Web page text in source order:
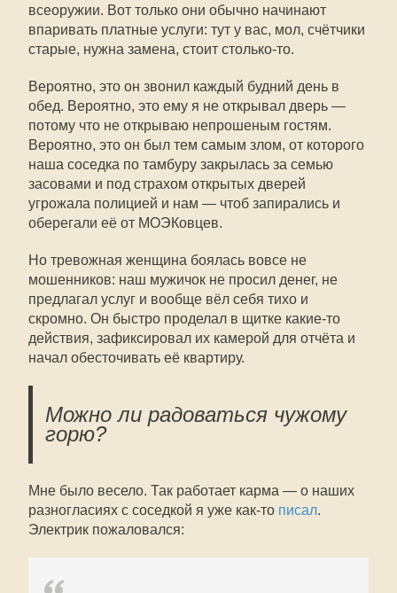
всеоружии. Вот только они обычно начинают
впаривать платные услуги: тут у вас, мол, счётчики
старые, нужна замена, стоит столько-то.
Вероятно, это он звонил каждый будний день в
обед. Вероятно, это ему я не открывал дверь —
потому что не открываю непрошеным гостям.
Вероятно, это он был тем самым злом, от которого
наша соседка по тамбуру закрылась за семью
засовами и под страхом открытых дверей
угрожала полицией и нам — чтоб запирались и
оберегали её от МОЭКовцев.
Но тревожная женщина боялась вовсе не
мошенников: наш мужичок не просил денег, не
предлагал услуг и вообще вёл себя тихо и
скромно. Он быстро проделал в щитке какие-то
действия, зафиксировал их камерой для отчёта и
начал обесточивать её квартиру.
Можно ли радоваться чужому
горю?
Мне было весело. Так работает карма — о наших
разногласиях с соседкой я уже как-то писал.
Электрик пожаловался: